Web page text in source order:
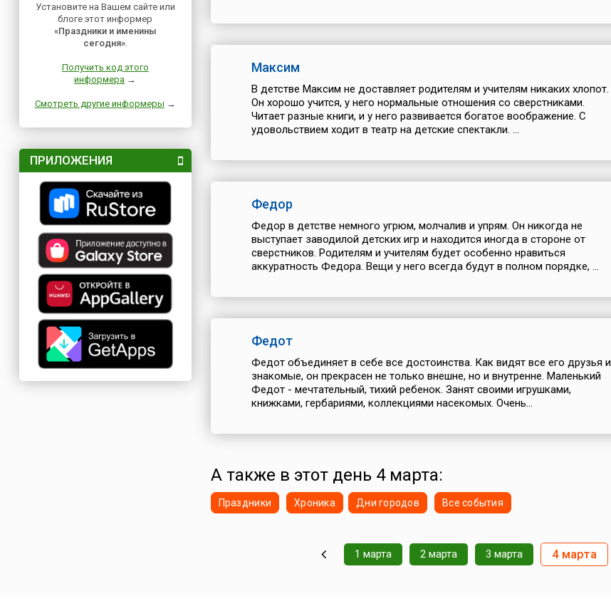
Установите на Вашем сайте или
блоге этот информер
«Праздники и именины
сегодня».
Получить код этого
информера →
Смотреть другие информеры →
ПРИЛОЖЕНИЯ
Максим
В детстве Максим не доставляет родителям и учителям никаких хлопот.
Он хорошо учится, у него нормальные отношения со сверстниками.
Читает разные книги, и у него развивается богатое воображение. С
удовольствием ходит в театр на детские спектакли. ...
Федор
Федор в детстве немного угрюм, молчалив и упрям. Он никогда не
выступает заводилой детских игр и находится иногда в стороне от
сверстников. Родителям и учителям будет особенно нравиться
аккуратность Федора. Вещи у него всегда будут в полном порядке, ...
Федот
Федот объединяет в себе все достоинства. Как видят все его друзья и
знакомые, он прекрасен не только внешне, но и внутренне. Маленький
Федот - мечтательный, тихий ребенок. Занят своими игрушками,
книжками, гербариями, коллекциями насекомых. Очень...
А также в этот день 4 марта:
Праздники Хроника Дни городов Все события
1 марта 2 марта 3 марта 4 марта